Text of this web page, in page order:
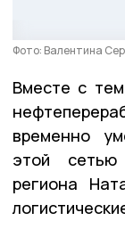
Фото: Валентина
Вместе с
временно
этой сетью
региона